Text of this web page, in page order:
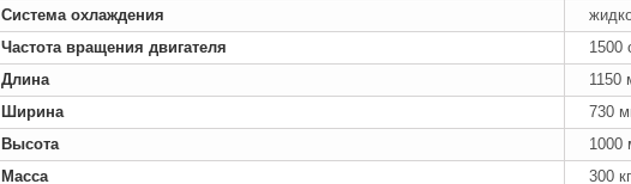
Система охлаждения
Частота вращения двигателя
1500
Длина
1150
Ширина
730
Высота
1000
Масса
300 кг